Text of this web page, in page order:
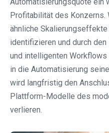
Profitabilität des Konzerns.
ähnliche
identifizieren und durch
und intelligenten
in die Automatisierung
wird langfristig den
Plattform-Modelle des
verlieren.